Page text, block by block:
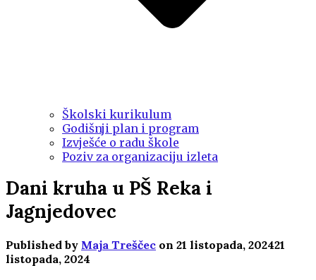
Školski kurikulum
Godišnji plan i program
Izvješće o radu škole
Poziv za organizaciju izleta
Dani kruha u PŠ Reka i
Jagnjedovec
Published by Maja Treščec on 21 listopada, 202421
listopada, 2024